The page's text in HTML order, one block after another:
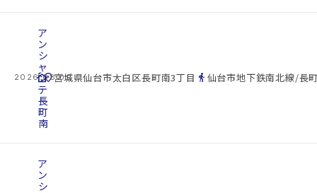
2026.08.09
cottage
ア
ン
シ
ャ
ン
テ
長
町
南
location_on宮城県仙台市太白区長町南3丁目 directions_walk 仙台市地下鉄南北線/長
ア
ン
シ